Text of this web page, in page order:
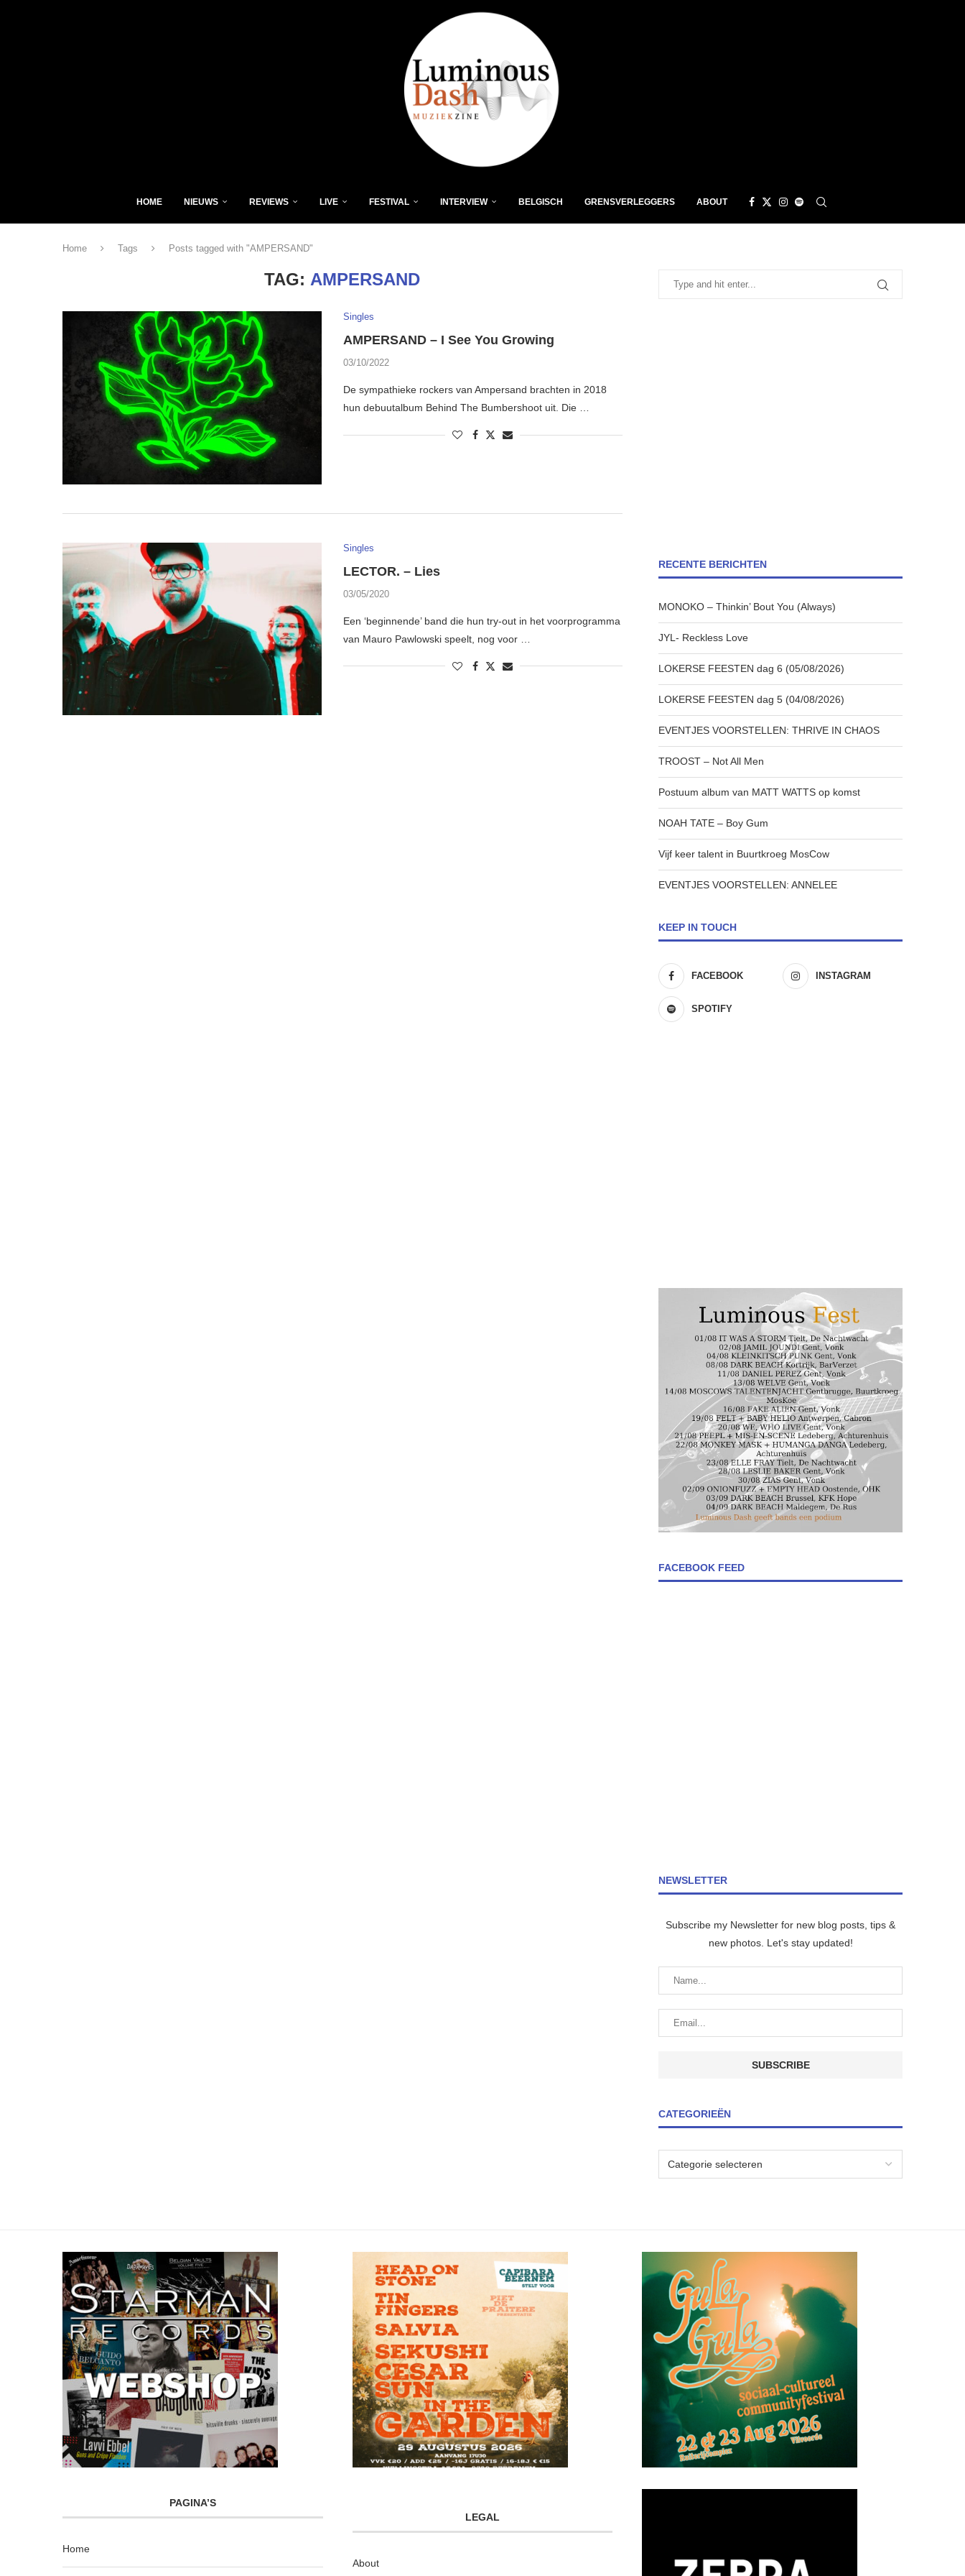
HOME NIEUWS REVIEWS LIVE FESTIVAL INTERVIEW BELGISCH GRENSVERLEGGERS ABOUT
Home Tags Posts tagged with "AMPERSAND"
TAG: AMPERSAND
Singles
AMPERSAND – I See You Growing
03/10/2022
De sympathieke rockers van Ampersand brachten in 2018
hun debuutalbum Behind The Bumbershoot uit. Die …
Singles
LECTOR. – Lies
03/05/2020
Een ‘beginnende’ band die hun try-out in het voorprogramma
van Mauro Pawlowski speelt, nog voor …
RECENTE BERICHTEN
MONOKO – Thinkin’ Bout You (Always)
JYL- Reckless Love
LOKERSE FEESTEN dag 6 (05/08/2026)
LOKERSE FEESTEN dag 5 (04/08/2026)
EVENTJES VOORSTELLEN: THRIVE IN CHAOS
TROOST – Not All Men
Postuum album van MATT WATTS op komst
NOAH TATE – Boy Gum
Vijf keer talent in Buurtkroeg MosCow
EVENTJES VOORSTELLEN: ANNELEE
KEEP IN TOUCH
FACEBOOK INSTAGRAM
SPOTIFY
FACEBOOK FEED
NEWSLETTER
Subscribe my Newsletter for new blog posts, tips &
new photos. Let's stay updated!
CATEGORIEËN
PAGINA’S
Home
LEGAL
About